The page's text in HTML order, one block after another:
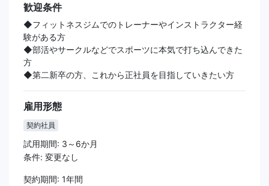
歓迎条件
◆フィットネスジムでのトレーナーやインストラクター経
験がある方
◆部活やサークルなどでスポーツに本気で打ち込んできた
方
◆第二新卒の方、これから正社員を目指していきたい方
雇用形態
契約社員
試用期間: 3～6か月
条件: 変更なし
契約期間: 1年間